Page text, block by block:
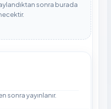
sonra burada
sonra yayınlanır.